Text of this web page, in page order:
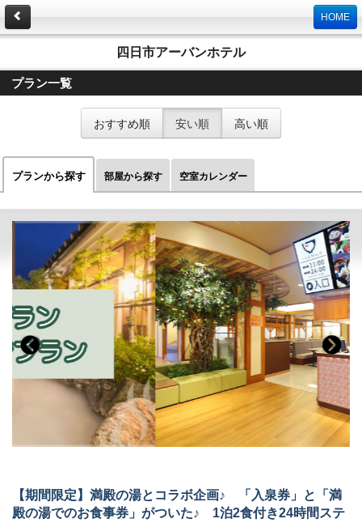
HOME
四日市アーバンホテル
プラン一覧
おすすめ順 安い順 高い順
プランから探す 部屋から探す 空室カレンダー
【期間限定】満殿の湯とコラボ企画♪ 「入泉券」と「満
殿の湯でのお食事券」がついた♪ 1泊2食付き24時間ステ